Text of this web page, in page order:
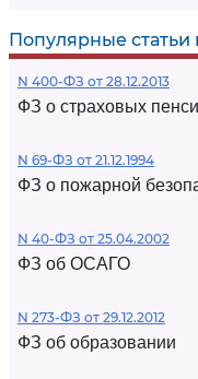
Популярные статьи
N 400-ФЗ от 28.12.2013
ФЗ о страховых
N 69-ФЗ от 21.12.1994
ФЗ о пожарной
N 40-ФЗ от 25.04.2002
ФЗ об ОСАГО
N 273-ФЗ от 29.12.2012
ФЗ об образовании